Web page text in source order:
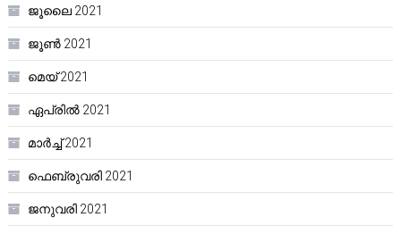
ജൂലൈ 2021
ജൂൺ 2021
മെയ്‌ 2021
ഏപ്രിൽ 2021
മാർച്ച്‌ 2021
ഫെബ്രുവരി 2021
ജനുവരി 2021